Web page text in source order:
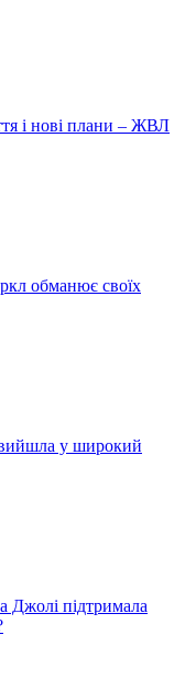
і нові плани – ЖВЛ
обманює своїх
у широкий
Джолі підтримала